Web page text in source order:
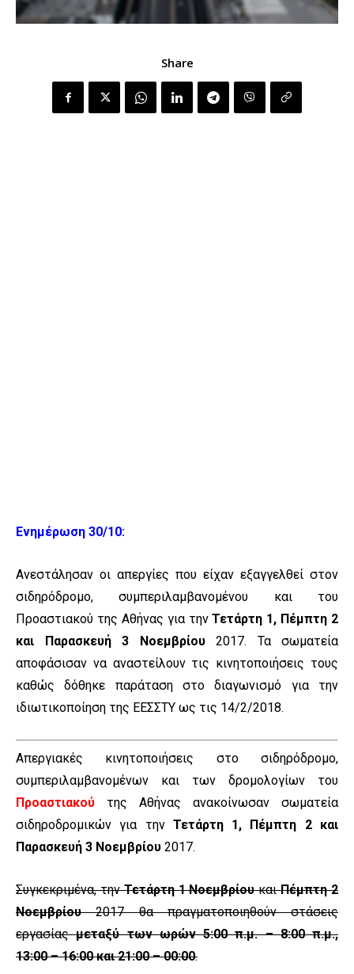
Share
Ενημέρωση 30/10:
Ανεστάλησαν οι απεργίες που είχαν εξαγγελθεί στον
σιδηρόδρομο, συμπεριλαμβανομένου και του
Προαστιακού της Αθήνας για τηνΤετάρτη 1, Πέμπτη 2
και Παρασκευή 3 Νοεμβρίου2017. Τα σωματεία
αποφάσισαν να αναστείλουν τις κινητοποιήσεις τους
καθώς δόθηκε παράταση στο διαγωνισμό για την
ιδιωτικοποίηση της ΕΕΣΣΤΥ ως τις 14/2/2018.
Απεργιακές κινητοποιήσεις στο σιδηρόδρομο,
συμπεριλαμβανομένων και των δρομολογίων του
Προαστιακού
της Αθήνας ανακοίνωσαν σωματεία
σιδηροδρομικών για την Τετάρτη 1, Πέμπτη 2 και
Παρασκευή 3 Νοεμβρίου 2017.
Συγκεκριμένα, τηνΤετάρτη 1 ΝοεμβρίουκαιΠέμπτη 2
Νοεμβρίου2017 θα πραγματοποιηθούν στάσεις
εργασίαςμεταξύ των ωρών 5:00 π.μ. – 8:00 π.μ.,
13:00 – 16:00 και 21:00 – 00:00.